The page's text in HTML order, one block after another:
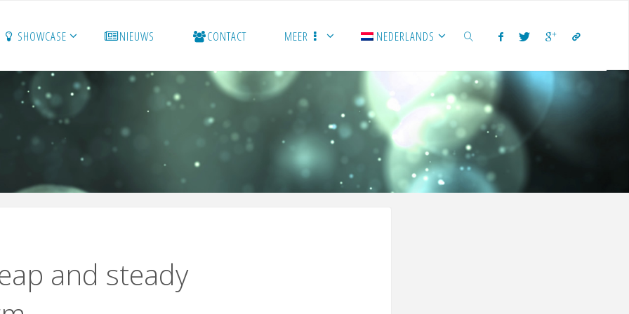
SHOWCASE NIEUWS CONTACT MEER NEDERLANDS
ZOEKEN
and steady